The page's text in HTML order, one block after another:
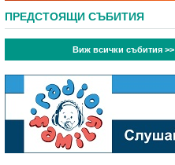
ПРЕДСТОЯЩИ СЪБИТИЯ
Виж всички събития >>